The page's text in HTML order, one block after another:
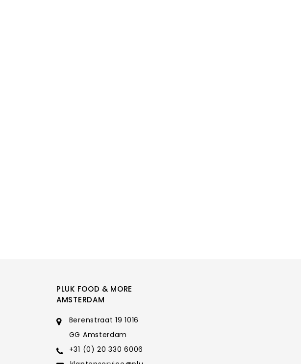
PLUK FOOD & MORE
AMSTERDAM
Berenstraat 19 1016
GG Amsterdam
+31 (0) 20 330 6006